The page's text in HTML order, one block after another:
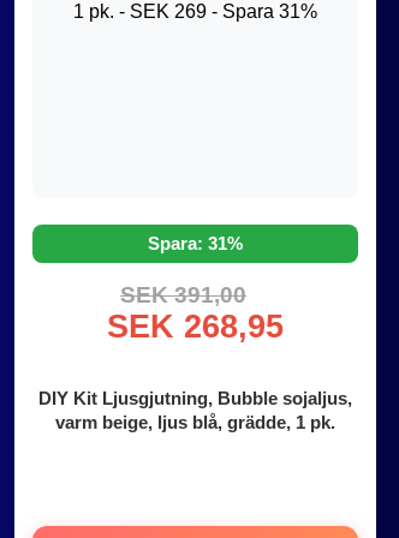
Spara: 31%
SEK 391,00
SEK 268,95
DIY Kit Ljusgjutning, Bubble sojaljus,
varm beige, ljus blå, grädde, 1 pk.